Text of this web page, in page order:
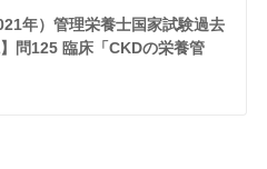
年）管理栄養士国家試験過去
問125 臨床「CKDの栄養管